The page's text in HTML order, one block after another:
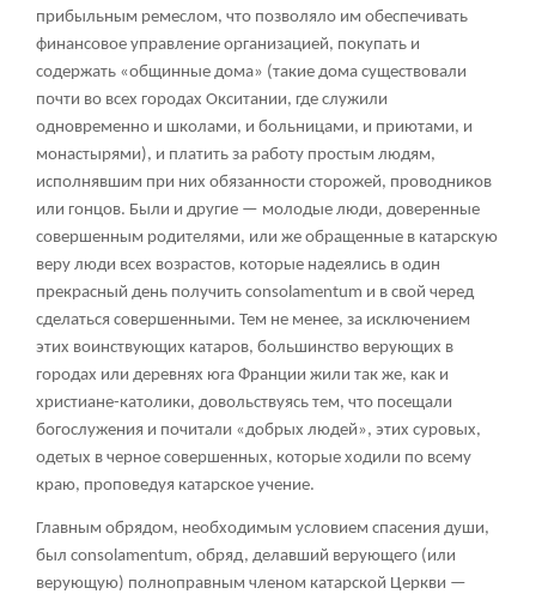
прибыльным ремеслом, что позволяло им обеспечивать
финансовое управление организацией, покупать и
содержать «общинные дома» (такие дома существовали
почти во всех городах Окситании, где служили
одновременно и школами, и больницами, и приютами, и
монастырями), и платить за работу простым людям,
исполнявшим при них обязанности сторожей, проводников
или гонцов. Были и другие — молодые люди, доверенные
совершенным родителями, или же обращенные в катарскую
веру люди всех возрастов, которые надеялись в один
прекрасный день получить consolamentum и в свой черед
сделаться совершенными. Тем не менее, за исключением
этих воинствующих катаров, большинство верующих в
городах или деревнях юга Франции жили так же, как и
христиане-католики, довольствуясь тем, что посещали
богослужения и почитали «добрых людей», этих суровых,
одетых в черное совершенных, которые ходили по всему
краю, проповедуя катарское учение.
Главным обрядом, необходимым условием спасения души,
был consolamentum, обряд, делавший верующего (или
верующую) полноправным членом катарской Церкви —